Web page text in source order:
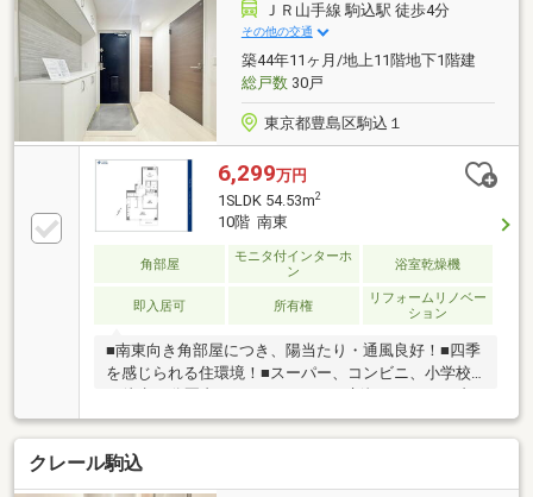
ＪＲ山手線 駒込駅 徒歩4分
その他の交通
築44年11ヶ月/地上11階地下1階建
総戸数30戸
東京都豊島区駒込１
6,299万円
1SLDK 54.53m2
10階 南東
角部屋
モニタ付インターホ
ン
浴室乾燥機
即入居可 所有権
リフォームリノベー
ション
■南東向き角部屋につき、陽当たり・通風良好！■四季
を感じられる住環境！■スーパー、コンビニ、小学校
容・ユニットバス新規交換・洗面化粧台新規交換・防
水パン新規交換・トイレ新規交換・給湯器新規交換・
新規フローリング貼り・新規フロアタイル貼り(玄関、
洗面室、トイレ)・クロス張替え・ハウスクリーニン
クレール駒込